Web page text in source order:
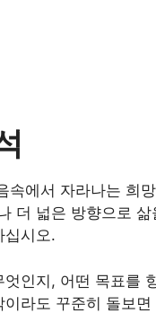
에서 자라나는 희
더 넓은 방향으로 삶
십시오.
인지, 어떤 목표를
라도 꾸준히 돌보면